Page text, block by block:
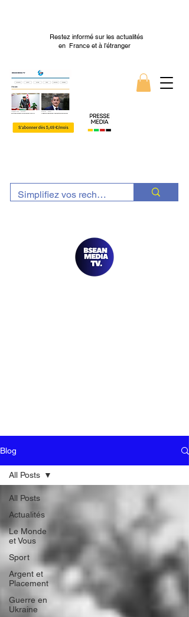
Restez informé sur les actualités
en France et à l’étranger
Blog
All Posts
Actualités
Le Monde
et Vous
Sport
Argent et
Placement
Guerre en
Ukraine
All Posts